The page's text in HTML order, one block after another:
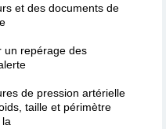
et des documents de
un repérage des
de pression artérielle
taille et périmètre